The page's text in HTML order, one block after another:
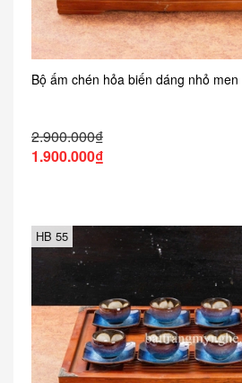
Bộ ấm chén hỏa biến dáng nhỏ
2.900.000₫
1.900.000₫
HB 55